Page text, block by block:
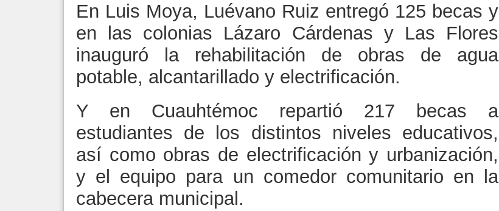
En Luis Moya, Luévano Ruiz entregó 125 becas y
en las colonias Lázaro Cárdenas y Las Flores
inauguró la rehabilitación de obras de agua
potable, alcantarillado y electrificación.
Y en Cuauhtémoc repartió 217 becas a
estudiantes de los distintos niveles educativos,
así como obras de electrificación y urbanización,
y el equipo para un comedor comunitario en la
cabecera municipal.